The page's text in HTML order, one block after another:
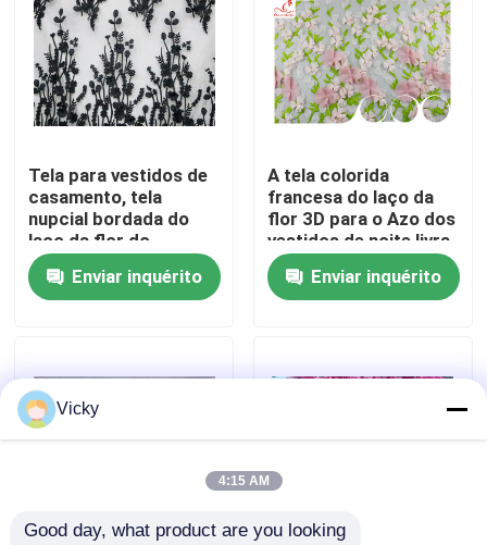
Sobre nós
Excursão da fábrica
Controle da qualidade
Contacte-nos
Exhibition Information
guarnição bordada do laço
Tela para vestidos de
casamento, tela
nupcial bordada do
laço da flor do
poliéster 3D do laço
Enviar inquérito
A tela colorida
francesa do laço da
flor 3D para o Azo dos
vestidos de noite livra
Enviar inquérito
Vicky
4:15 AM
Good day, what product are you looking